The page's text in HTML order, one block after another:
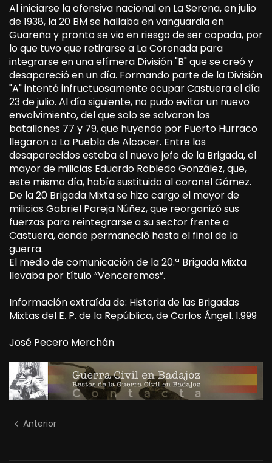
Al iniciarse la ofensiva nacional en La Serena, en julio
de 1938, la 20 BM se hallaba en vanguardia en
Guareña y pronto se vio en riesgo de ser copada, por
lo que tuvo que retirarse a La Coronada para
integrarse en una efímera División "B" que se creó y
desapareció en un día. Formando parte de la División
"A" intentó infructuosamente ocupar Castuera el día
23 de julio. Al día siguiente, no pudo evitar un nuevo
envolvimiento, del que solo se salvaron los
batallones 77 y 79, que huyendo por Puerto Hurraco
llegaron a La Puebla de Alcocer. Entre los
desaparecidos estaba el nuevo jefe de la Brigada, el
mayor de milicias Eduardo Robledo González, que,
este mismo día, había sustituido al coronel Gómez.
De la 20 Brigada Mixta se hizo cargo el mayor de
milicias Gabriel Pareja Núñez, que reorganizó sus
fuerzas para reintegrarse a su sector frente a
Castuera, donde permaneció hasta el final de la
guerra.
El medio de comunicación de la 20.ª Brigada Mixta
llevaba por título “Venceremos”.
Información extraída de: Historia de las Brigadas
Mixtas del E. P. de la República, de Carlos Ángel. 1.999
José Pecero Merchán
Anterior